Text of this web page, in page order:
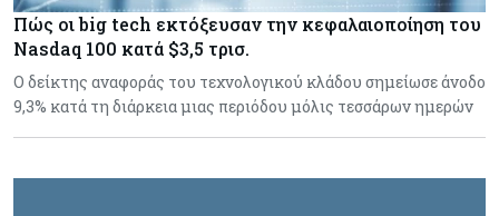
Πώς οι big tech εκτόξευσαν την κεφαλαιοποίηση του
Nasdaq 100 κατά $3,5 τρισ.
Ο δείκτης αναφοράς του τεχνολογικού κλάδου σημείωσε άνοδο
9,3% κατά τη διάρκεια μιας περιόδου μόλις τεσσάρων ημερών